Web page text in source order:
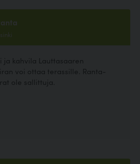
ja kahvila Lauttasaaren
voi ottaa terassille. Ranta-
ole sallittuja.